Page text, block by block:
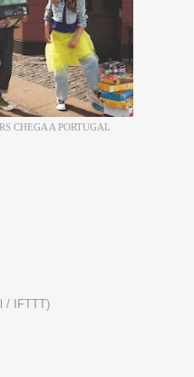
CHEGA A PORTUGAL
/ IFTTT)